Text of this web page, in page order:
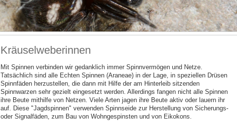
Kräuselweberinnen
Mit Spinnen verbinden wir gedanklich immer Spinnvermögen und Netze.
Tatsächlich sind alle Echten Spinnen (Araneae) in der Lage, in speziellen Drüsen
Spinnfäden herzustellen, die dann mit Hilfe der am Hinterleib sitzenden
Spinnwarzen sehr gezielt eingesetzt werden. Allerdings fangen nicht alle Spinnen
ihre Beute mithilfe von Netzen. Viele Arten jagen ihre Beute aktiv oder lauern ihr
auf. Diese "Jagdspinnen" verwenden Spinnseide zur Herstellung von Sicherungs-
oder Signalfäden, zum Bau von Wohngespinsten und von Eikokons.